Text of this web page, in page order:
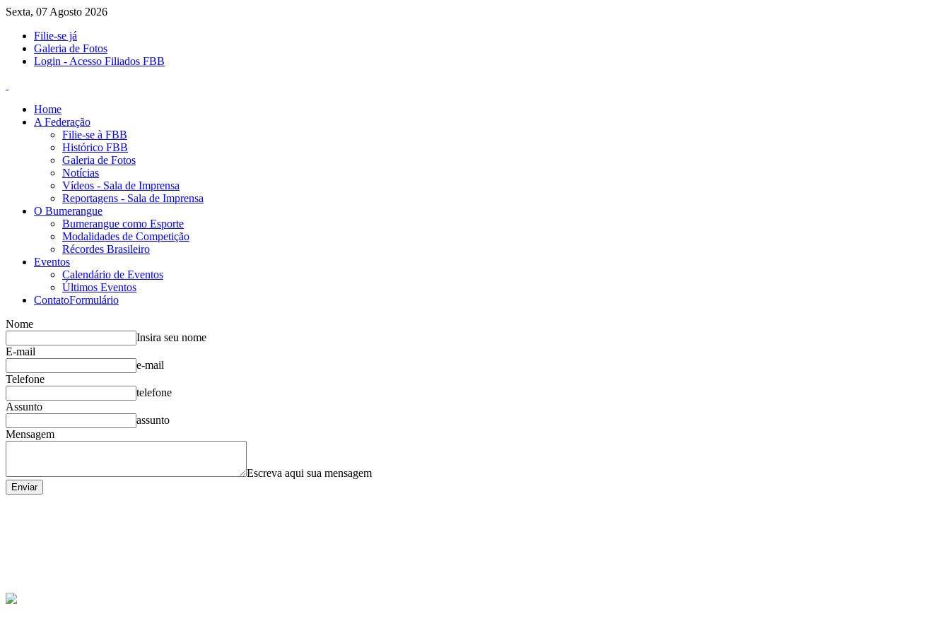
Sexta, 07 Agosto 2026
Filie-se já
Galeria de Fotos
Login - Acesso Filiados FBB
Home
A Federação
Filie-se à FBB
Histórico FBB
Galeria de Fotos
Notícias
Vídeos - Sala de Imprensa
Reportagens - Sala de Imprensa
O Bumerangue
Bumerangue como Esporte
Modalidades de Competição
Récordes Brasileiro
Eventos
Calendário de Eventos
Últimos Eventos
ContatoFormulário
Nome
Insira seu nome
E-mail
e-mail
Telefone
telefone
Assunto
assunto
Mensagem
Escreva aqui sua mensagem